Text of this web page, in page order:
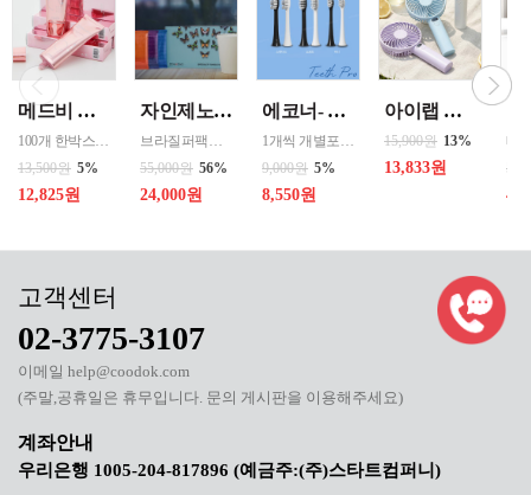
메드비 원더핏 비비 13호 50ml
100개 한박스 도매 상담환영 - 문의 쿠독 -
13,500원 5%
12,825원
자인제노 3종 21입 싱글 로스팅 커피백 13ml 고용량 1케이스 단위 판매
브라질퍼팩트내추럴커피 7개 에티오피아 게데브 워시드커피 7개 콜롬비아 슈가케인 7개
55,000원 56%
24,000원
에코너- MS2 티스프로 음파 전동칫솔모 1입 단품 *3개 / 색상선택 화이트 블랙 선택
1개씩 개별포장되어있고 3개 단위로 판매중입니다
9,000원 5%
8,550원
아이랩 클래식 LED 팬 2026년신형 3단계바람조절 LED 무선 테이블가능
15,900원 13%
13,833원
02-3775-3107
이메일 help@coodok.com
(주말,공휴일은 휴무입니다. 문의 게시판을 이용해주세요)
우리은행 1005-204-817896 (예금주:(주)스타트컴퍼니)